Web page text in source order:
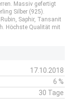
Massiv gefertigt
Silber (925).
Saphir, Tansanit
Höchste Qualität mit
17.10.2018
6 %
30 Tage